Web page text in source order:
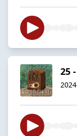
25